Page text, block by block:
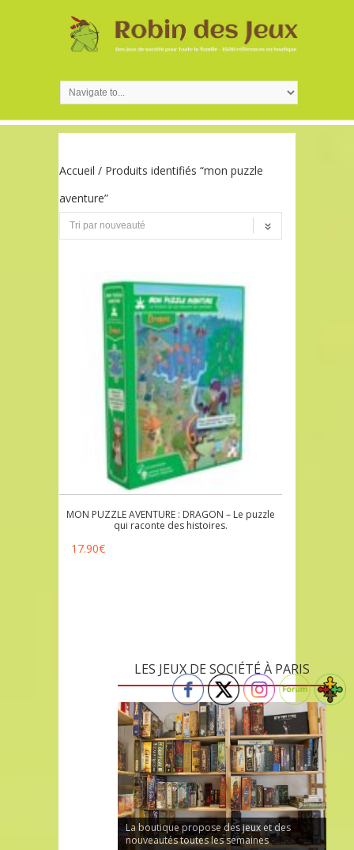
Accueil / Produits identifiés “mon puzzle
aventure”
MON PUZZLE AVENTURE : DRAGON – Le puzzle
qui raconte des histoires.
17.90€
LES JEUX DE SOCIÉTÉ À PARIS
La boutique propose des jeux et des
nouveautés toutes les semaines